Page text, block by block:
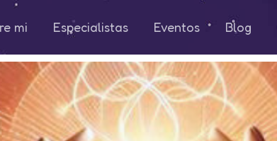
mi Especialistas Eventos Blog